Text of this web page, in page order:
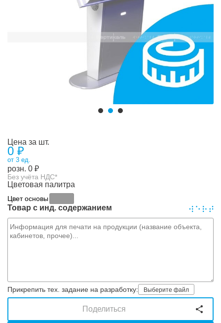
Цена за шт.
0 ₽
от 3 ед.
розн. 0 ₽
Без учёта НДС*
Цветовая палитра
Цвет основы
Товар с инд. содержанием
Прикрепить тех. задание на разработку: Выберите файл
Поделиться